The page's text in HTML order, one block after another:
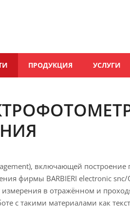
ПРОДУКЦИЯ УСЛУГИ
включающей построение
фирмы BARBIERI electronic
в отражённом и
с такими материалами как